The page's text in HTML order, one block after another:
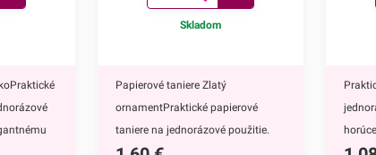
na
Skladom
Papierové taniere Zlatý
ornamentPraktické papierové
taniere na jednorázové použitie.
Vďaka ich elegantnému zlatému
ich